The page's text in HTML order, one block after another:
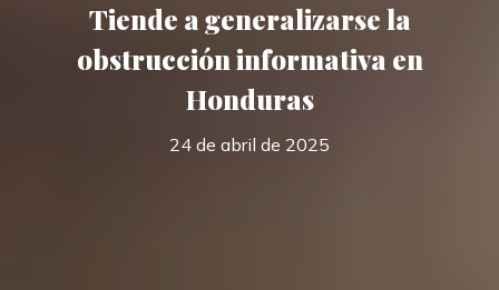
Tiende a generalizarse la
obstrucción informativa en
Honduras
24 de abril de 2025